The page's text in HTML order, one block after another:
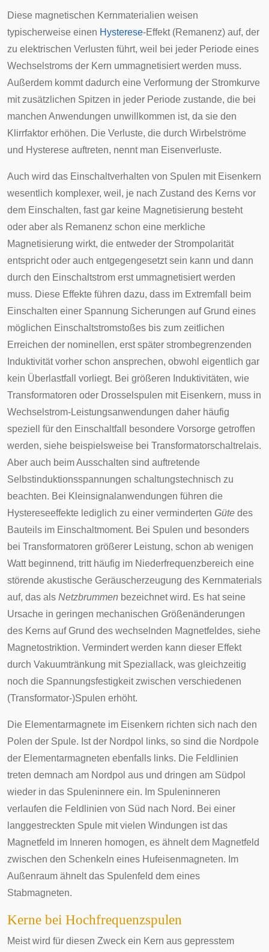
Diese magnetischen Kernmaterialien weisen
typischerweise einen Hysterese-Effekt (Remanenz) auf, der
zu elektrischen Verlusten führt, weil bei jeder Periode eines
Wechselstroms der Kern ummagnetisiert werden muss.
Außerdem kommt dadurch eine Verformung der Stromkurve
mit zusätzlichen Spitzen in jeder Periode zustande, die bei
manchen Anwendungen unwillkommen ist, da sie den
Klirrfaktor erhöhen. Die Verluste, die durch Wirbelströme
und Hysterese auftreten, nennt man Eisenverluste.
Auch wird das Einschaltverhalten von Spulen mit Eisenkern
wesentlich komplexer, weil, je nach Zustand des Kerns vor
dem Einschalten, fast gar keine Magnetisierung besteht
oder aber als Remanenz schon eine merkliche
Magnetisierung wirkt, die entweder der Strompolarität
entspricht oder auch entgegengesetzt sein kann und dann
durch den Einschaltstrom erst ummagnetisiert werden
muss. Diese Effekte führen dazu, dass im Extremfall beim
Einschalten einer Spannung Sicherungen auf Grund eines
möglichen Einschaltstromstoßes bis zum zeitlichen
Erreichen der nominellen, erst später strombegrenzenden
Induktivität vorher schon ansprechen, obwohl eigentlich gar
kein Überlastfall vorliegt. Bei größeren Induktivitäten, wie
Transformatoren oder Drosselspulen mit Eisenkern, muss in
Wechselstrom-Leistungsanwendungen daher häufig
speziell für den Einschaltfall besondere Vorsorge getroffen
werden, siehe beispielsweise bei Transformatorschaltrelais.
Aber auch beim Ausschalten sind auftretende
Selbstinduktionsspannungen schaltungstechnisch zu
beachten. Bei Kleinsignalanwendungen führen die
Hystereseeffekte lediglich zu einer verminderten Güte des
Bauteils im Einschaltmoment. Bei Spulen und besonders
bei Transformatoren größerer Leistung, schon ab wenigen
Watt beginnend, tritt häufig im Niederfrequenzbereich eine
störende akustische Geräuscherzeugung des Kernmaterials
auf, das als Netzbrummen bezeichnet wird. Es hat seine
Ursache in geringen mechanischen Größenänderungen
des Kerns auf Grund des wechselnden Magnetfeldes, siehe
Magnetostriktion. Vermindert werden kann dieser Effekt
durch Vakuumtränkung mit Speziallack, was gleichzeitig
noch die Spannungsfestigkeit zwischen verschiedenen
(Transformator-)Spulen erhöht.
Die Elementarmagnete im Eisenkern richten sich nach den
Polen der Spule. Ist der Nordpol links, so sind die Nordpole
der Elementarmagneten ebenfalls links. Die Feldlinien
treten demnach am Nordpol aus und dringen am Südpol
wieder in das Spuleninnere ein. Im Spuleninneren
verlaufen die Feldlinien von Süd nach Nord. Bei einer
langgestreckten Spule mit vielen Windungen ist das
Magnetfeld im Inneren homogen, es ähnelt dem Magnetfeld
zwischen den Schenkeln eines Hufeisenmagneten. Im
Außenraum ähnelt das Spulenfeld dem eines
Stabmagneten.
Kerne bei Hochfrequenzspulen
Meist wird für diesen Zweck ein Kern aus gepresstem